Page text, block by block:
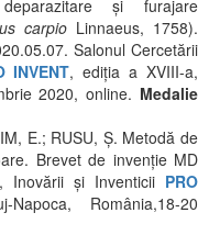
şi furajare
carpio Linnaeus, 1758).
Salonul Cercetării
INVENT, ediţia a XVIII-a,
2020, online. Medalie
E.; RUSU, Ş. Metodă de
Brevet de invenție MD
Inovării şi Inventicii PRO
România,18-20